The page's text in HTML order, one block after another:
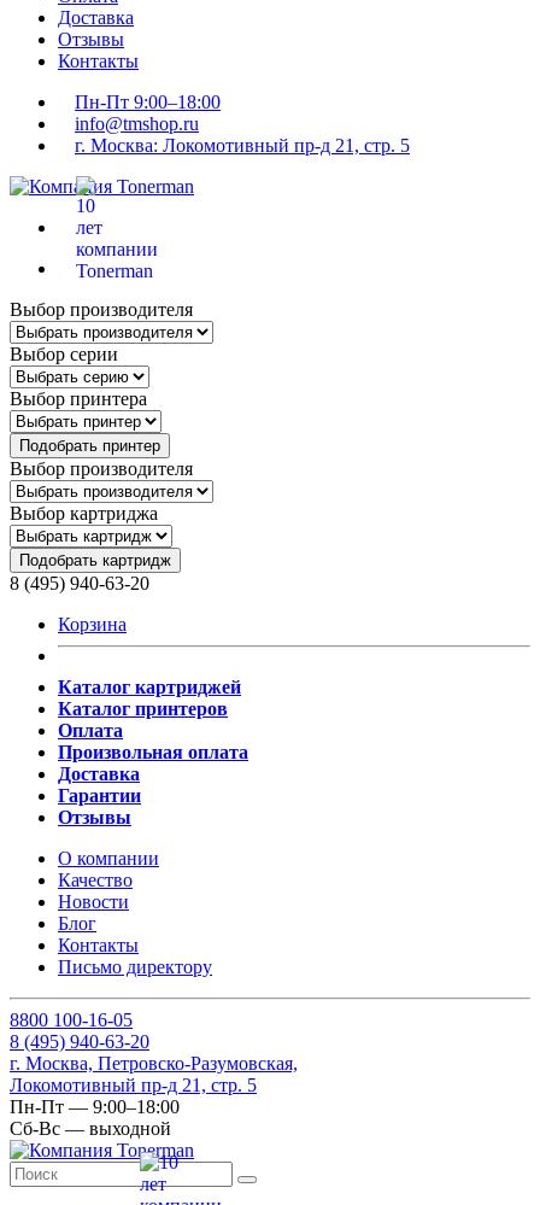
Доставка
Отзывы
Контакты
Пн-Пт 9:00–18:00
info@tmshop.ru
г. Москва: Локомотивный пр-д 21, стр. 5
Выбор производителя
Выбор серии
Выбор принтера
Подобрать принтер
Выбор производителя
Выбор картриджа
Подобрать картридж
8 (495) 940-63-20
Корзина
Каталог картриджей
Каталог принтеров
Оплата
Произвольная оплата
Доставка
Гарантии
Отзывы
О компании
Качество
Новости
Блог
Контакты
Письмо директору
8800 100-16-05
8 (495) 940-63-20
г. Москва, Петровско-Разумовская,
Локомотивный пр-д 21, стр. 5
Пн-Пт — 9:00–18:00
Сб-Вс — выходной